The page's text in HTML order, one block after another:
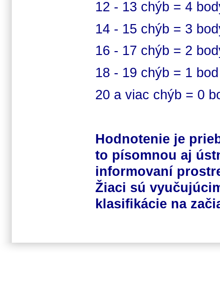
12 - 13 chýb = 4
14 - 15 chýb = 3
16 - 17 chýb = 2
18 - 19 chýb = 1
20 a viac chýb = 0
Hodnotenie je
to písomnou aj
informovaní
Žiaci sú
klasifikácie na